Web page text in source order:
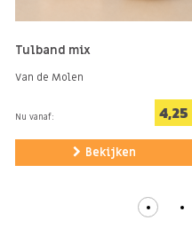
Tulband mix
Van de Molen
Nu vanaf: 4,25
Bekijken